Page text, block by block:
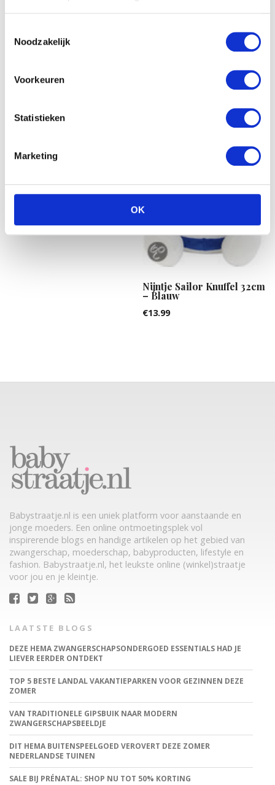
Noodzakelijk
Voorkeuren
Statistieken
Marketing
OK
Vdm Paard in handtasje
15cm wit
Nijntje Sailor Knuffel 32cm
– Blauw
€13.99
Babystraatje.nl is een uniek platform voor aanstaande en
jonge moeders. Een online ontmoetingsplek vol
inspirerende blogs en handige artikelen op het gebied van
zwangerschap, moederschap, babyproducten, lifestyle en
fashion. Babystraatje.nl, het leukste online (winkel)straatje
voor jou en je kleintje.
LAATSTE BLOGS
DEZE HEMA ZWANGERSCHAPSONDERGOED ESSENTIALS HAD JE
LIEVER EERDER ONTDEKT
TOP 5 BESTE LANDAL VAKANTIEPARKEN VOOR GEZINNEN DEZE
ZOMER
VAN TRADITIONELE GIPSBUIK NAAR MODERN
ZWANGERSCHAPSBEELDJE
DIT HEMA BUITENSPEELGOED VEROVERT DEZE ZOMER
NEDERLANDSE TUINEN
SALE BIJ PRÉNATAL: SHOP NU TOT 50% KORTING